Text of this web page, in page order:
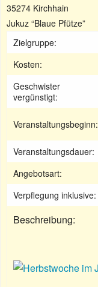
35274 Kirchhain
Jukuz “Blaue Pfütze”
Zielgruppe:
Kosten:
Geschwister
vergünstigt:
Veranstaltungsbeginn:
Veranstaltungsdauer:
Angebotsart:
Verpflegung inklusive:
Beschreibung: